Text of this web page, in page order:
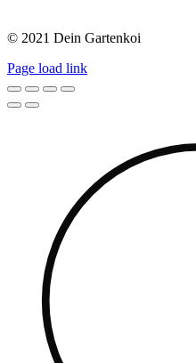
© 2021 Dein Gartenkoi
Page load link